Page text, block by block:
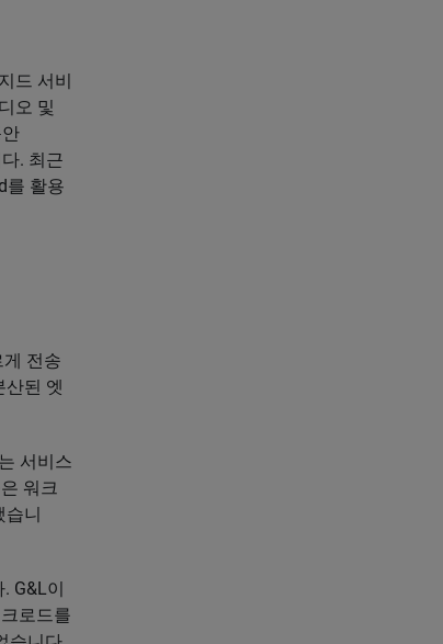
드 서비
오 및
. 최근
를 활용
전송
산된 엣
서비스
워크
습니
G&L이
로드를